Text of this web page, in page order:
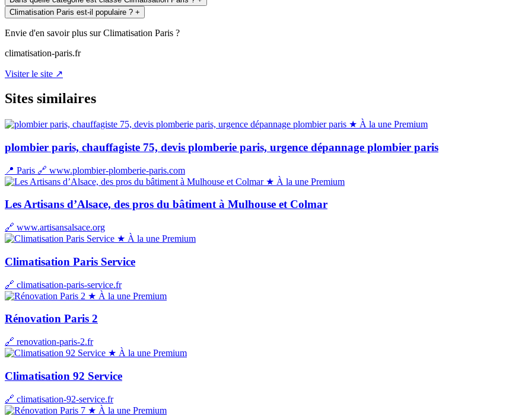
Climatisation Paris est-il populaire ? +
Envie d'en savoir plus sur Climatisation Paris ?
climatisation-paris.fr
Visiter le site ↗
Sites similaires
★ À la une Premium
plombier paris, chauffagiste 75, devis plomberie paris, urgence dépannage plombier paris
📍 Paris 🔗 www.plombier-plomberie-paris.com
★ À la une Premium
Les Artisans d’Alsace, des pros du bâtiment à Mulhouse et Colmar
🔗 www.artisansalsace.org
★ À la une Premium
Climatisation Paris Service
🔗 climatisation-paris-service.fr
★ À la une Premium
Rénovation Paris 2
🔗 renovation-paris-2.fr
★ À la une Premium
Climatisation 92 Service
🔗 climatisation-92-service.fr
★ À la une Premium